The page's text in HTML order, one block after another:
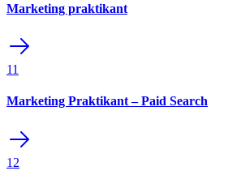
Marketing praktikant
11
Marketing Praktikant – Paid Search
12